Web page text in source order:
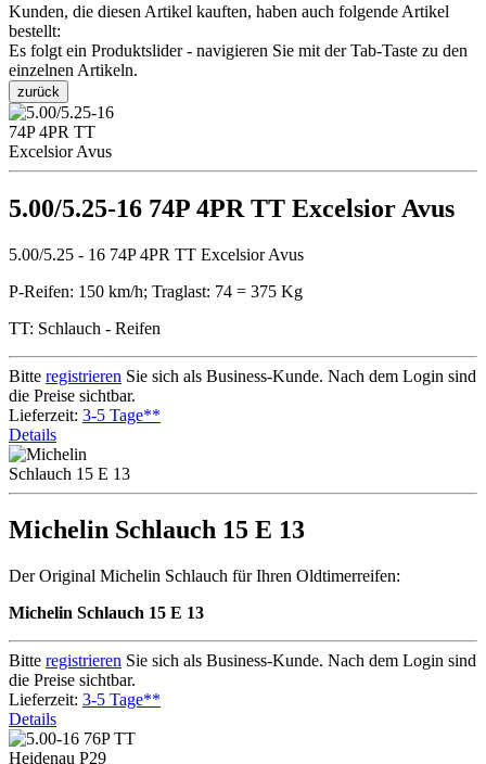
Kunden, die diesen Artikel kauften, haben auch folgende Artikel
bestellt:
Es folgt ein Produktslider - navigieren Sie mit der Tab-Taste zu den
einzelnen Artikeln.
zurück
5.00/5.25-16 74P 4PR TT Excelsior Avus
5.00/5.25 - 16 74P 4PR TT Excelsior Avus
P-Reifen: 150 km/h; Traglast: 74 = 375 Kg
TT: Schlauch - Reifen
Bitte registrieren Sie sich als Business-Kunde. Nach dem Login sind
die Preise sichtbar.
Lieferzeit: 3-5 Tage**
Details
Michelin Schlauch 15 E 13
Der Original Michelin Schlauch für Ihren Oldtimerreifen:
Michelin Schlauch 15 E 13
Bitte registrieren Sie sich als Business-Kunde. Nach dem Login sind
die Preise sichtbar.
Lieferzeit: 3-5 Tage**
Details